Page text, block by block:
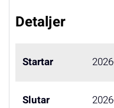
Detaljer
Startar
Slutar